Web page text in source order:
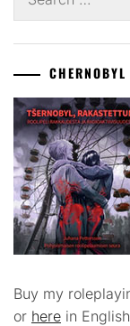
for:
Buy my
or here in